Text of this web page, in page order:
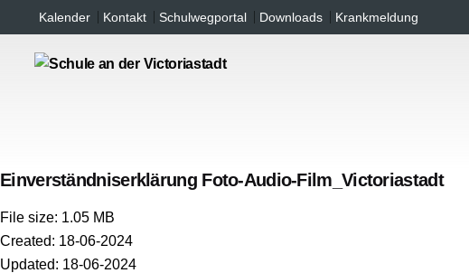
springen
to
content
Kalender Kontakt Schulwegportal Downloads Krankmeldung
Einverständniserklärung Foto-Audio-Film_Victoriastadt
File size: 1.05 MB
Created: 18-06-2024
Updated: 18-06-2024